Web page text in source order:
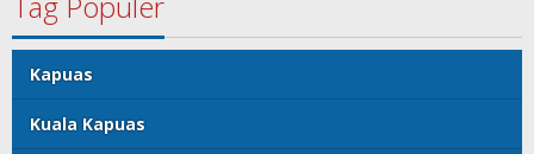
Kapuas
Kuala Kapuas